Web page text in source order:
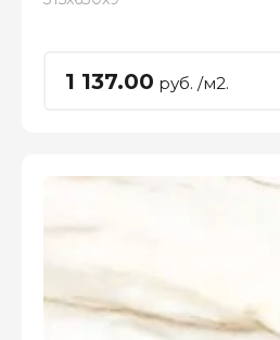
1 137.00 руб. /м2.